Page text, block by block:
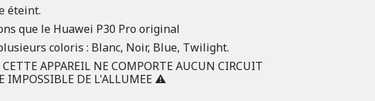
éteint.
que le Huawei P30 Pro original
coloris : Blanc, Noir, Blue, Twilight.
APPAREIL NE COMPORTE AUCUN CIRCUIT
IMPOSSIBLE DE L'ALLUMEE ⚠️